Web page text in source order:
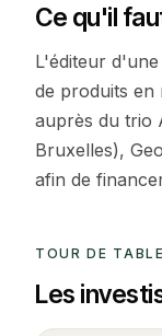
Ce qu'il
L'éditeur
de produits en
auprès du trio
Bruxelles),
afin de
TOUR DE TABLE
Les